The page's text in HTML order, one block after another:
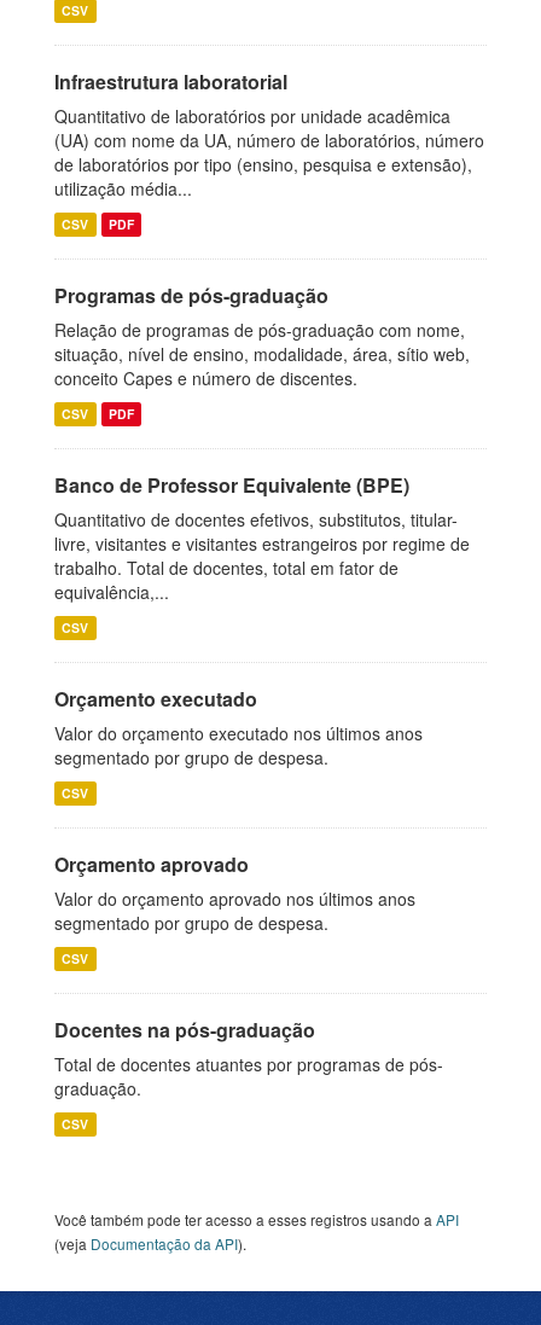
CSV
Infraestrutura laboratorial
Quantitativo de laboratórios por unidade acadêmica
(UA) com nome da UA, número de laboratórios, número
de laboratórios por tipo (ensino, pesquisa e extensão),
utilização média...
CSV PDF
Programas de pós-graduação
Relação de programas de pós-graduação com nome,
situação, nível de ensino, modalidade, área, sítio web,
conceito Capes e número de discentes.
CSV PDF
Banco de Professor Equivalente (BPE)
Quantitativo de docentes efetivos, substitutos, titular-
livre, visitantes e visitantes estrangeiros por regime de
trabalho. Total de docentes, total em fator de
equivalência,...
CSV
Orçamento executado
Valor do orçamento executado nos últimos anos
segmentado por grupo de despesa.
CSV
Orçamento aprovado
Valor do orçamento aprovado nos últimos anos
segmentado por grupo de despesa.
CSV
Docentes na pós-graduação
Total de docentes atuantes por programas de pós-
graduação.
CSV
Você também pode ter acesso a esses registros usando a API
(veja Documentação da API).